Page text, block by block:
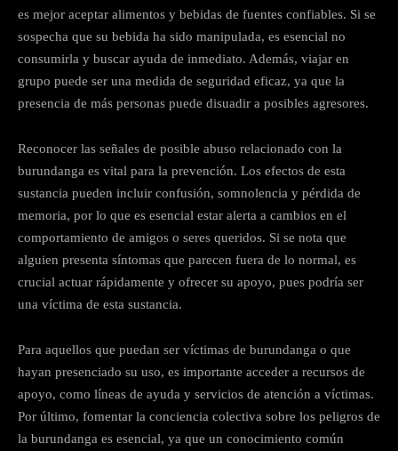
es mejor aceptar alimentos y bebidas de fuentes confiables. Si se
sospecha que su bebida ha sido manipulada, es esencial no
consumirla y buscar ayuda de inmediato. Además, viajar en
grupo puede ser una medida de seguridad eficaz, ya que la
presencia de más personas puede disuadir a posibles agresores.
Reconocer las señales de posible abuso relacionado con la
burundanga es vital para la prevención. Los efectos de esta
sustancia pueden incluir confusión, somnolencia y pérdida de
memoria, por lo que es esencial estar alerta a cambios en el
comportamiento de amigos o seres queridos. Si se nota que
alguien presenta síntomas que parecen fuera de lo normal, es
crucial actuar rápidamente y ofrecer su apoyo, pues podría ser
una víctima de esta sustancia.
Para aquellos que puedan ser víctimas de burundanga o que
hayan presenciado su uso, es importante acceder a recursos de
apoyo, como líneas de ayuda y servicios de atención a víctimas.
Por último, fomentar la conciencia colectiva sobre los peligros de
la burundanga es esencial, ya que un conocimiento común